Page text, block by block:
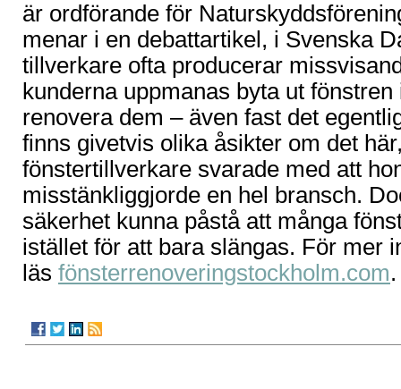
är ordförande för
menar i en debattartikel, i Svenska
tillverkare ofta producerar
kunderna uppmanas byta ut
renovera dem – även fast det
finns givetvis olika åsikter om det
fönstertillverkare svarade med att
misstänkliggjorde en hel bransch.
säkerhet kunna påstå att många
istället för att bara slängas. För mer
läs fönsterrenoveringstockholm.com.